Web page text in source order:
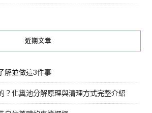
近期文章
解並做這3件事
？化糞池分解原理與清理方式完整介紹